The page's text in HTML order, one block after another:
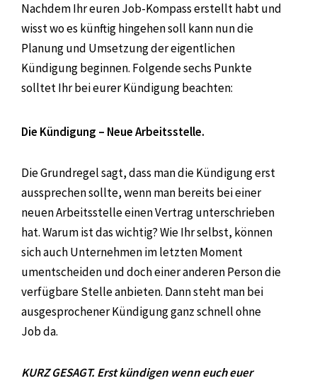
Nachdem Ihr euren Job-Kompass erstellt habt und
wisst wo es künftig hingehen soll kann nun die
Planung und Umsetzung der eigentlichen
Kündigung beginnen. Folgende sechs Punkte
solltet Ihr bei eurer Kündigung beachten:
Die Kündigung – Neue Arbeitsstelle.
Die Grundregel sagt, dass man die Kündigung erst
aussprechen sollte, wenn man bereits bei einer
neuen Arbeitsstelle einen Vertrag unterschrieben
hat. Warum ist das wichtig? Wie Ihr selbst, können
sich auch Unternehmen im letzten Moment
umentscheiden und doch einer anderen Person die
verfügbare Stelle anbieten. Dann steht man bei
ausgesprochener Kündigung ganz schnell ohne
Job da.
KURZ GESAGT. Erst kündigen wenn euch euer